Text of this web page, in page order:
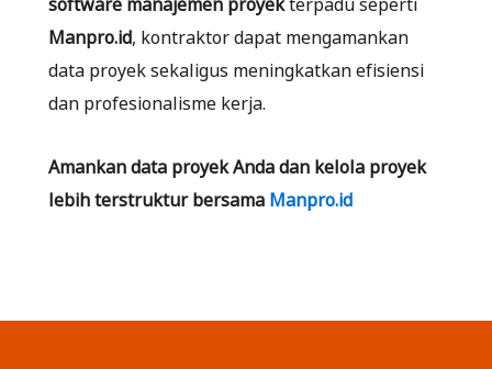
Manpro.id, kontraktor dapat mengamankan
data proyek sekaligus meningkatkan efisiensi
dan profesionalisme kerja.
Amankan data proyek Anda dan kelola proyek
lebih terstruktur bersamaManpro.id